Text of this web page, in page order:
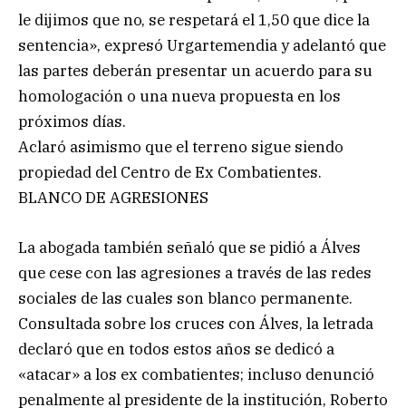
le dijimos que no, se respetará el 1,50 que dice la
sentencia», expresó Urgartemendia y adelantó que
las partes deberán presentar un acuerdo para su
homologación o una nueva propuesta en los
próximos días.
Aclaró asimismo que el terreno sigue siendo
propiedad del Centro de Ex Combatientes.
BLANCO DE AGRESIONES
La abogada también señaló que se pidió a Álves
que cese con las agresiones a través de las redes
sociales de las cuales son blanco permanente.
Consultada sobre los cruces con Álves, la letrada
declaró que en todos estos años se dedicó a
«atacar» a los ex combatientes; incluso denunció
penalmente al presidente de la institución, Roberto